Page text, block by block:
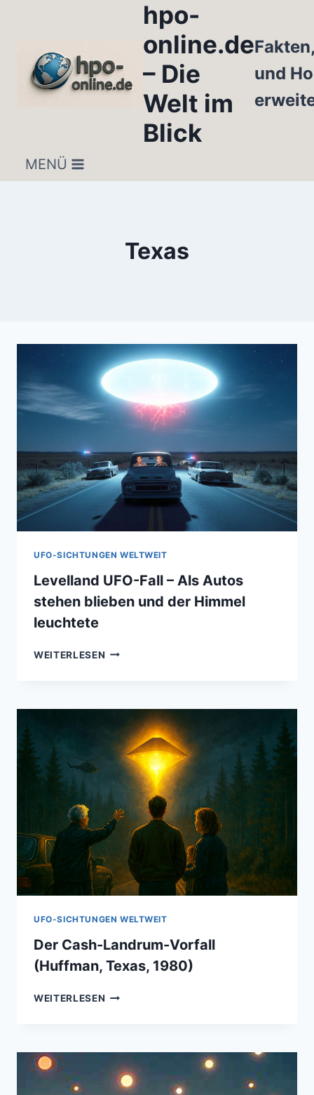
hpo-
online.de
– Die
Welt im
Blick
und
MENÜ
Texas
UFO-SICHTUNGEN WELTWEIT
Levelland UFO-Fall – Als Autos
stehen blieben und der Himmel
leuchtete
WEITERLESEN LEVELLAND
ALS
AUTOS
STEHEN
BLIEBEN
UND
HIMMEL
LEUCHTETE
UFO-SICHTUNGEN WELTWEIT
Der Cash-Landrum-Vorfall
(Huffman, Texas, 1980)
WEITERLESEN DER
(HUFFMAN,
TEXAS,
1980)